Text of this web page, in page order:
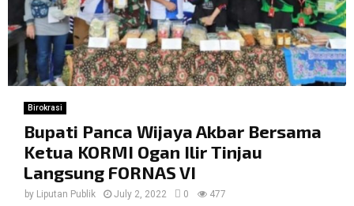
Birokrasi
Bupati Panca Wijaya Akbar Bersama
Ketua KORMI Ogan Ilir Tinjau
Langsung FORNAS VI
by Liputan Publik July 2, 2022 0 477